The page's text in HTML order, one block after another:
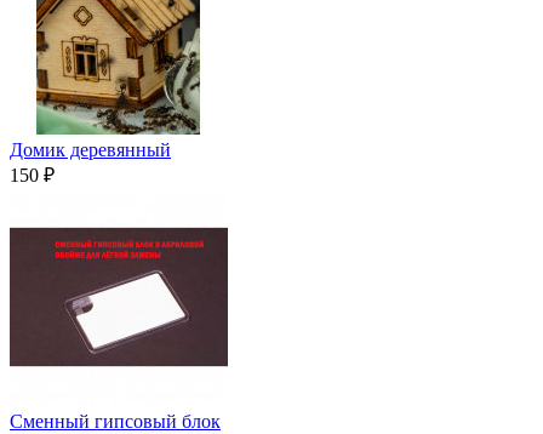
Домик деревянный
150 ₽
Сменный гипсовый блок